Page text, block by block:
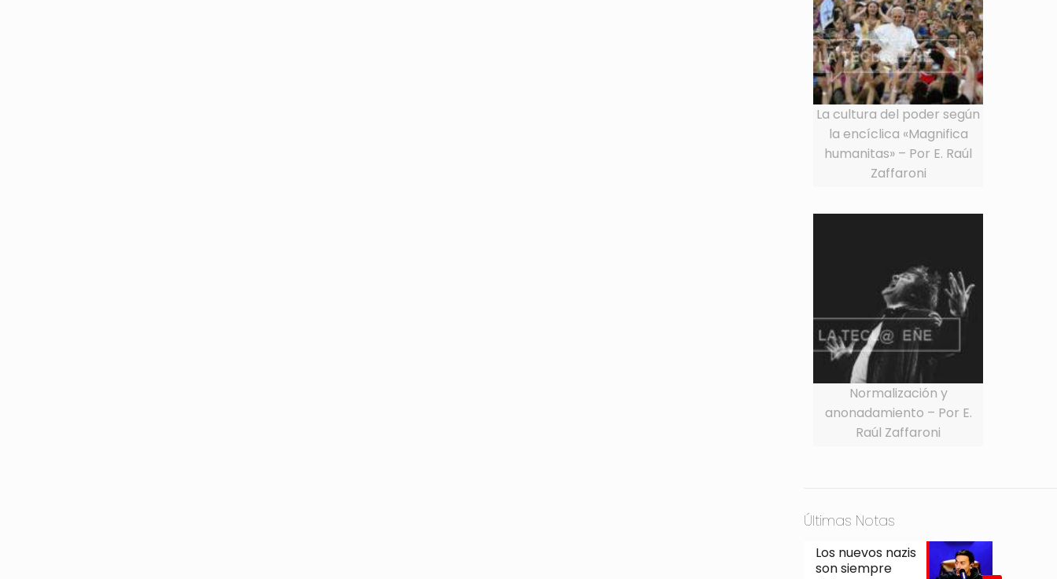
La cultura del poder según
la encíclica «Magnifica
humanitas» – Por E. Raúl
Zaffaroni
Normalización y
anonadamiento – Por E.
Raúl Zaffaroni
Últimas Notas
Los nuevos nazis
son siempre